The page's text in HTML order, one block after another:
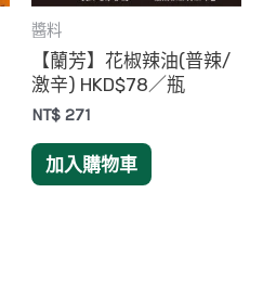
醬料
【蘭芳】花椒辣油(普辣/
激辛) HKD$78／瓶
NT$ 271
加入購物車